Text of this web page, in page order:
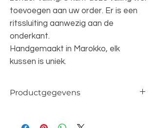
toevoegen aan uw order. Er is een
ritssluiting aanwezig aan de
onderkant.
Handgemaakt in Marokko, elk
kussen is uniek.
Productgegevens